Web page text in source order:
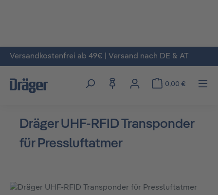
Zum Hauptinhalt springen
Versandkostenfrei ab 49€ | Versand nach DE & AT
0,00 €
Dräger UHF-RFID Transponder
für Pressluftatmer
Bildergalerie überspringen